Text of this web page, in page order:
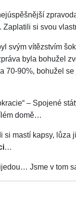
Zaplatili si svou
svým vítězstvím
byla bohužel
70-90%, bohužel
– Spojené
domě…
si mastí kapsy,
…
Jsme v tom